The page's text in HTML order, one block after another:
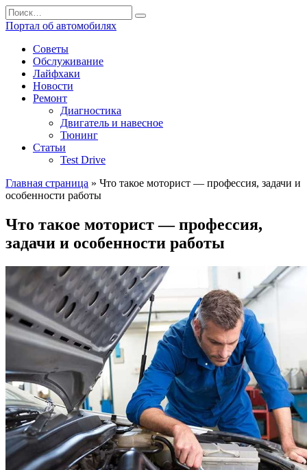
Перейти
к
содержанию
Search
for:
Портал об автомобилях
Советы
Обслуживание
Лайфхаки
Новости
Ремонт
Диагностика
Двигатель и навесное
Тюнинг
Статьи
Test Drive
Главная страница » Что такое моторист — профессия, задачи и
особенности работы
Что такое моторист — профессия,
задачи и особенности работы